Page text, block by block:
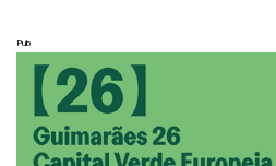
Pub